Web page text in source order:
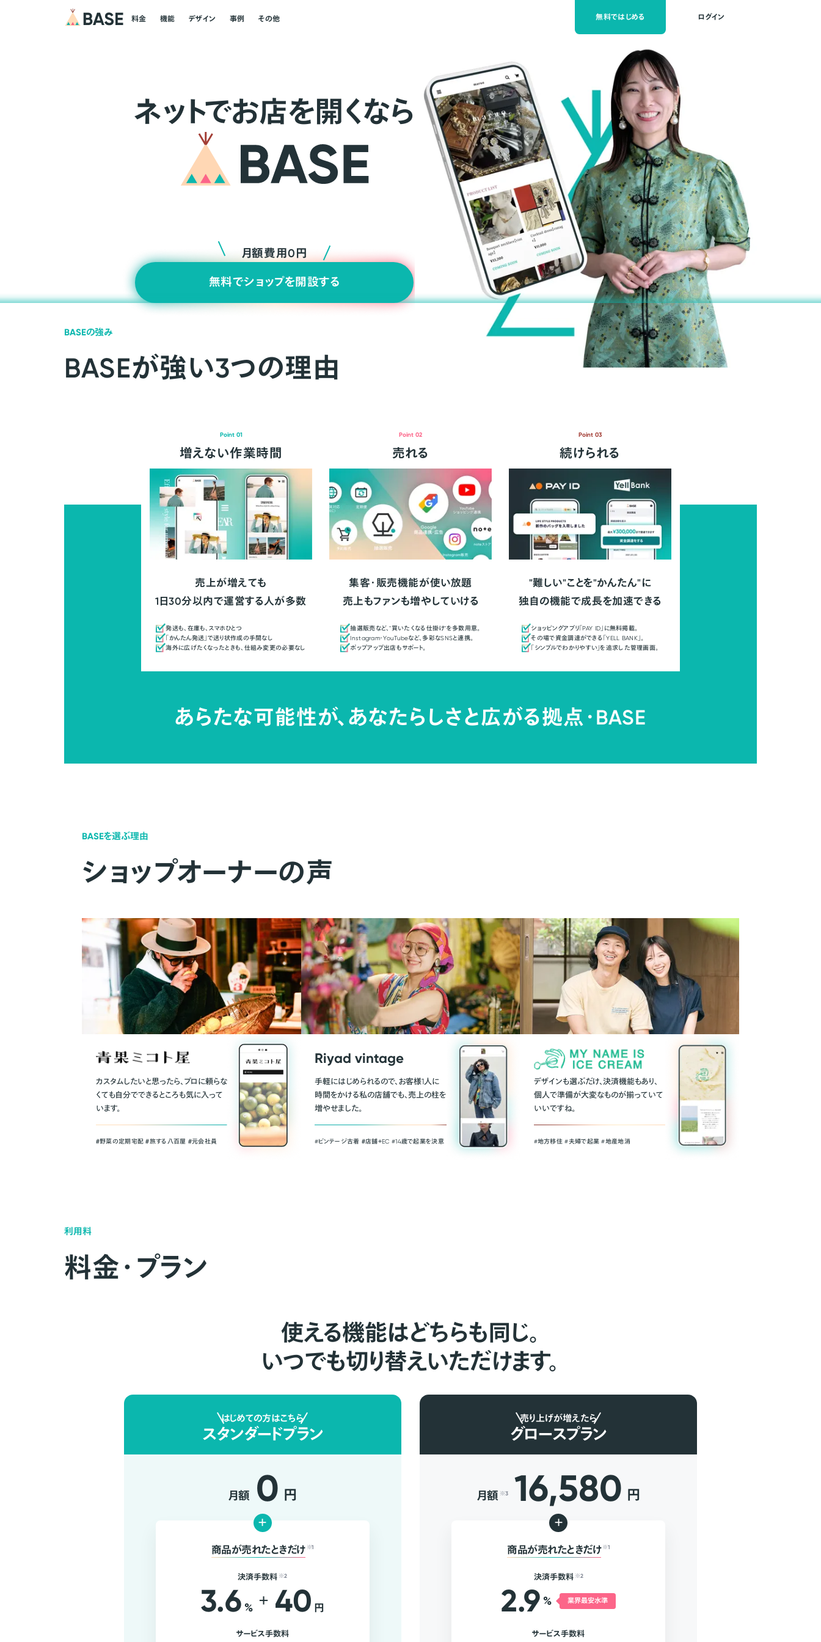
料金 機能 デザイン 事例 その他 無料ではじめる ログイン
ネッ トでお店を開くなら
月額費用0円
無料でショップを開設する
BASEの強み
BASEが強い3つの理由
Point 01
増えない作業時間
売上が増えても
1日30分以内で運営する人が多数
発送も、在庫も、スマホひとつ
「かんたん発送」で送り状作成の手間なし
海外に広げたくなったときも、仕組み変更の必要なし
Point 02
売れる
集客・販売機能が使い放題
売上もファンも増やしていける
抽選販売など、"買いたくなる仕掛け"を多数用意。
Instagram・YouTubeなど、多彩なSNSと連携。
ポップアップ出店もサポート。
Point 03
続けられる
"難しい"ことを"かんたん"に
独自の機能で成長を加速できる
ショッピングアプリ「PAY ID」に無料掲載。
その場で資金調達ができる「YELL BANK」。
「シンプルでわかりやすい」を追求した管理画面。
あらたな可能性が、あなたらしさと広がる拠点・BASE
BASEを選ぶ理由
ショップオーナーの声
カスタムしたいと思ったら、プロに頼らな
くても自分でできるところも気に入って
います。
＃野菜の定期宅配 ＃旅する八百屋 ＃元会社員
Riyad vintage
手軽にはじめられるので、お客様1人に
時間をかける私の店舗でも、売上の柱を
増やせました。
#ビンテージ古着 ＃店舗＋EC #14歳で起業を決意
デザインも選ぶだけ、決済機能もあり、
個人で準備が大変なものが揃っていて
いいですね。
#地方移住 #夫婦で起業 #地産地消
利用料
料金・プラン
使える機能はどちらも同じ。
いつでも切り替えいただけます。
はじめての方はこちら
スタンダードプラン
月額 0 円
+
商品が売れたときだけ ※1
決済手数料 ※2
3.6 % + 40 円
サービス手数料
売り上げが増えたら
グロースプラン
月額 ※3 16,580 円
+
商品が売れたときだけ ※1
決済手数料 ※2
2.9 % 業界最安水準
サービス手数料